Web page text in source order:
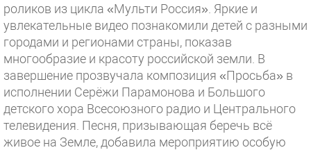
роликов из цикла «Мульти Россия». Яркие и
увлекательные видео познакомили детей с разными
городами и регионами страны, показав
многообразие и красоту российской земли. В
завершение прозвучала композиция «Просьба» в
исполнении Серёжи Парамонова и Большого
детского хора Всесоюзного радио и Центрального
телевидения. Песня, призывающая беречь всё
живое на Земле, добавила мероприятию особую